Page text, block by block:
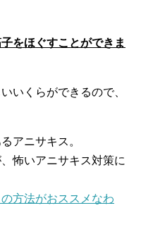
をほぐすことができま
いくらができるので、
アニサキス。
怖いアニサキス対策に
方法がおススメなわ